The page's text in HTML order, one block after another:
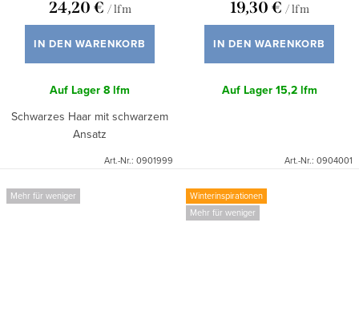
24,20 € / lfm
IN DEN WARENKORB
Auf Lager 8 lfm
Schwarzes Haar mit schwarzem
Ansatz
Art.-Nr.: 0901999
19,30 € / lfm
IN DEN WARENKORB
Auf Lager 15,2 lfm
Art.-Nr.: 0904001
Mehr für weniger
Winterinspirationen
Mehr für weniger